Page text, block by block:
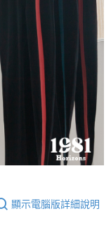
顯示電腦版詳細說明